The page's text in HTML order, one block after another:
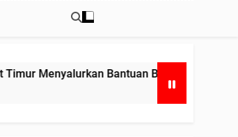
Bantuan Beras Bapang (Bantuan